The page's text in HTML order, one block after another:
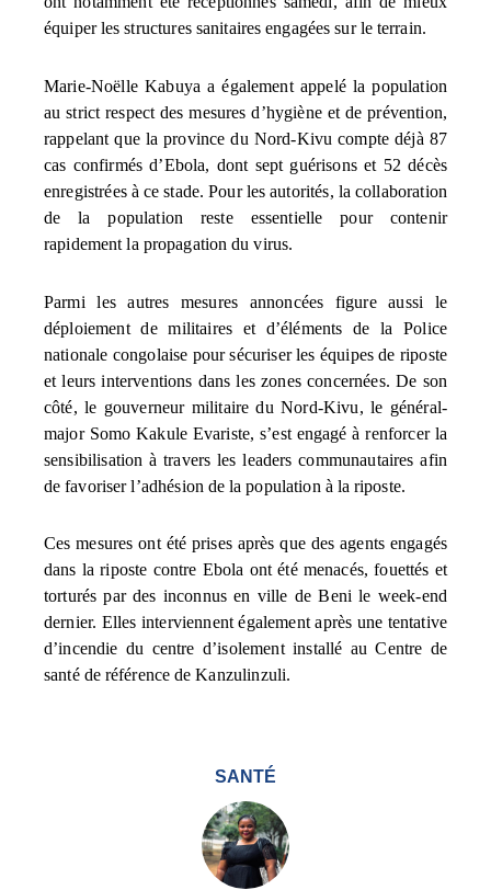
équiper les structures sanitaires engagées sur le terrain.
Marie-Noëlle Kabuya a également appelé la population
au strict respect des mesures d’hygiène et de prévention,
rappelant que la province du Nord-Kivu compte déjà 87
cas confirmés d’Ebola, dont sept guérisons et 52 décès
enregistrées à ce stade. Pour les autorités, la collaboration
de la population reste essentielle pour contenir
rapidement la propagation du virus.
Parmi les autres mesures annoncées figure aussi le
déploiement de militaires et d’éléments de la Police
nationale congolaise pour sécuriser les équipes de riposte
et leurs interventions dans les zones concernées. De son
côté, le gouverneur militaire du Nord-Kivu, le général-
major Somo Kakule Evariste, s’est engagé à renforcer la
sensibilisation à travers les leaders communautaires afin
de favoriser l’adhésion de la population à la riposte.
Ces mesures ont été prises après que des agents engagés
dans la riposte contre Ebola ont été menacés, fouettés et
torturés par des inconnus en ville de Beni le week-end
dernier. Elles interviennent également après une tentative
d’incendie du centre d’isolement installé au Centre de
santé de référence de Kanzulinzuli.
SANTÉ